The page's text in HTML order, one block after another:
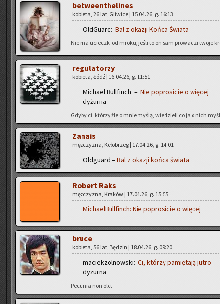
be­twe­en­the­li­nes
ko­bie­ta, 26 lat, Gli­wi­ce | 15.04.26, g. 16:13
Old­Gu­ard: Bal z oka­zji Końca Świa­ta
Nie ma uciecz­ki od mroku, jeśli to on sam pro­wa­dzi twoje
re­gu­la­to­rzy
ko­bie­ta, Łódź | 16.04.26, g. 11:51
Mi­cha­el Bul­l­finch – Nie po­pro­si­cie o wię­cej
dy­żur­na
Gdyby ci, któ­rzy źle o mnie myślą, wie­dzie­li co ja o nich
Za­na­is
męż­czy­zna, Ko­ło­brzeg | 17.04.26, g. 14:01
Old­gu­ard –Bal z oka­zji końca świa­ta
Ro­bert Raks
męż­czy­zna, Kra­ków | 17.04.26, g. 15:55
Mi­cha­el­Bul­l­finch: Nie po­pro­si­cie o wię­cej
bruce
ko­bie­ta, 56 lat, Bę­dzin | 18.04.26, g. 09:20
ma­ciek­zol­now­ski: Ci, któ­rzy pa­mię­ta­ją jutro
dy­żur­na
Pe­cu­nia non olet